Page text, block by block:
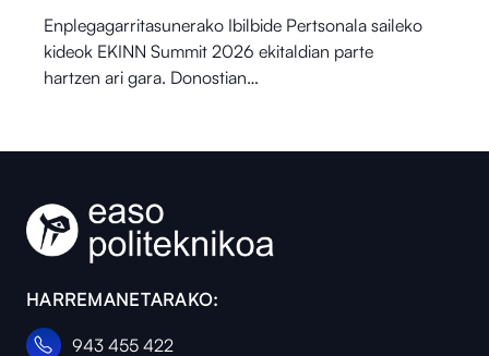
Enplegagarritasunerako Ibilbide Pertsonala saileko
kideok EKINN Summit 2026 ekitaldian parte
hartzen ari gara. Donostian…
HARREMANETARAKO:
943 455 422